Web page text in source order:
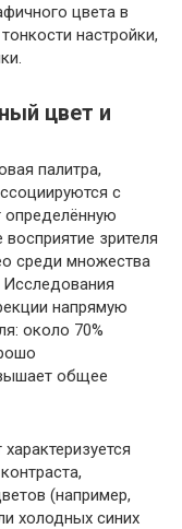
цвета в
настройки,
цвет и
палитра,
с
зрителя
среди множества
напрямую
около 70%
общее
(например,
холодных синих